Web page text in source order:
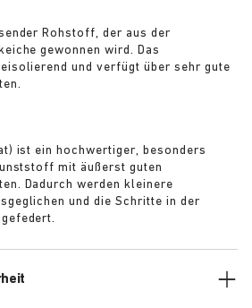
Rohstoff, der aus der
gewonnen wird. Das
und verfügt über sehr gute
ist ein hochwertiger, besonders
mit äußerst guten
Dadurch werden kleinere
und die Schritte in der